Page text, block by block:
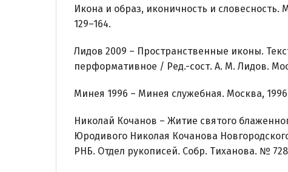
Икона и образ, иконичность и словесность.
129–164.
Лидов 2009 – Пространственные иконы.
перформативное / Ред.-сост. А. М. Лидов.
Минея 1996 – Минея служебная. Москва,
Николай Кочанов – Житие святого
Юродивого Николая Кочанова
РНБ. Отдел рукописей. Собр. Тиханова. №